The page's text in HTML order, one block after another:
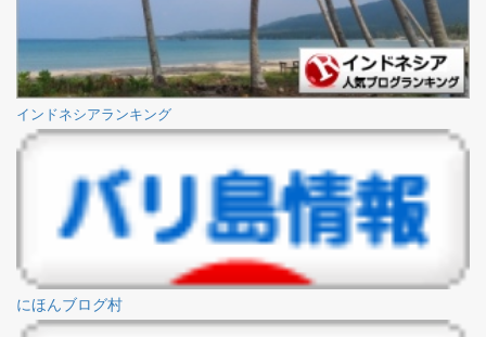
インドネシアランキング
にほんブログ村